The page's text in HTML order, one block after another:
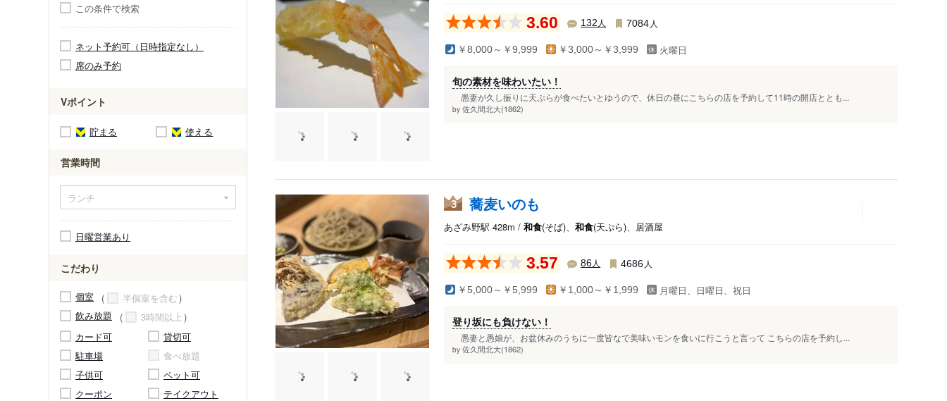
この条件で検索
ネット予約可（日時指定なし）
席のみ予約
Vポイント
貯まる 使える
営業時間
日曜営業あり
こだわり
個室
半個室を含む
飲み放題
3時間以上
カード可
貸切可
駐車場
食べ放題
子供可
ペット可
クーポン
テイクアウト
3.60 132 人 7084 人
￥8,000～￥9,999 ￥3,000～￥3,999 火曜日
旬の素材を味わいたい！
愚妻が久し振りに天ぷらが食べたいとゆうので、休日の昼にこちらの店を予約して11時の開店ととも...
by 佐久間北大(1862)
3 蕎麦いのも
あざみ野駅 428m / 和食(そば)、 和食(天ぷら)、居酒屋
3.57 86人 4686 人
￥5,000～￥5,999 ￥1,000～￥1,999 月曜日、日曜日、祝日
登り坂にも負けない！
愚妻と愚娘が、お盆休みのうちに一度皆なで美味いモンを食いに行こうと言って こちらの店を予約し...
by 佐久間北大(1862)